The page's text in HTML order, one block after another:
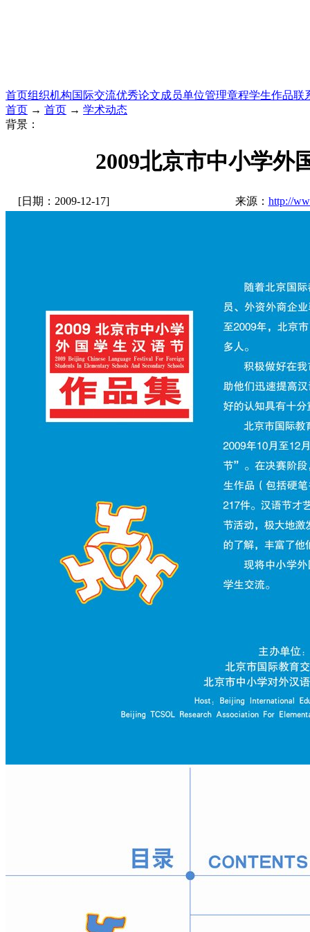
首页组织机构国际交流优秀论文成员单位管理章程学生作品联
首页 → 首页 → 学术动态
背景：
2009北京市中小学
[日期：2009-12-17] 来源： http://